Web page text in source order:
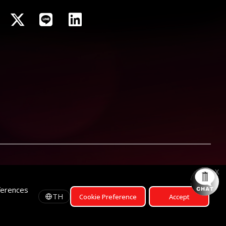
TH Cookie Preference Accept
X